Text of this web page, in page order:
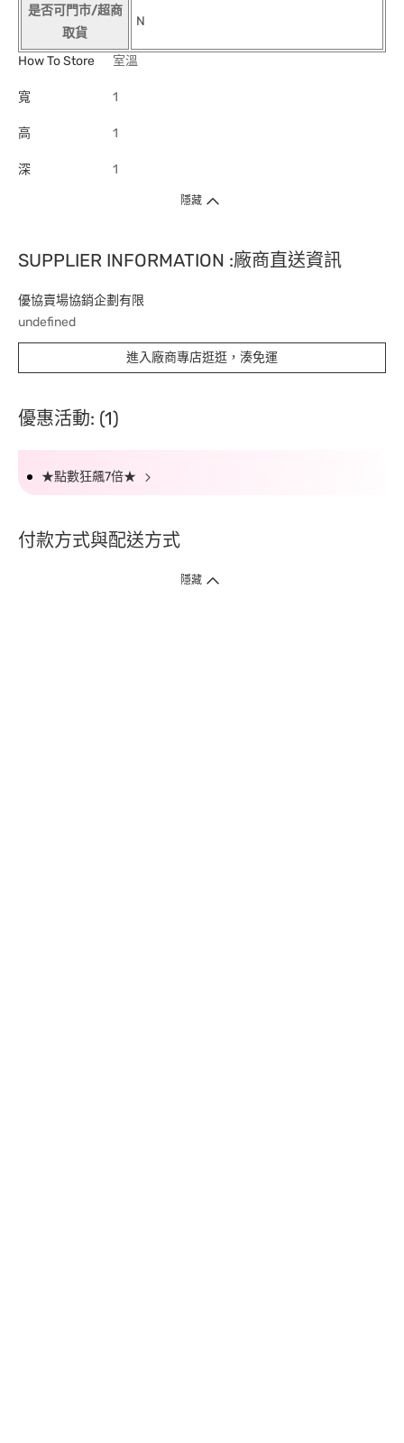
是否可門市/超商
取貨
N
How To Store 室溫
寬 1
高 1
深 1
隱藏
SUPPLIER INFORMATION :廠商直送資訊
優協賣場協銷企劃有限
undefined
進入廠商專店逛逛，湊免運
優惠活動: (1)
★點數狂飆7倍★
付款方式與配送方式
隱藏